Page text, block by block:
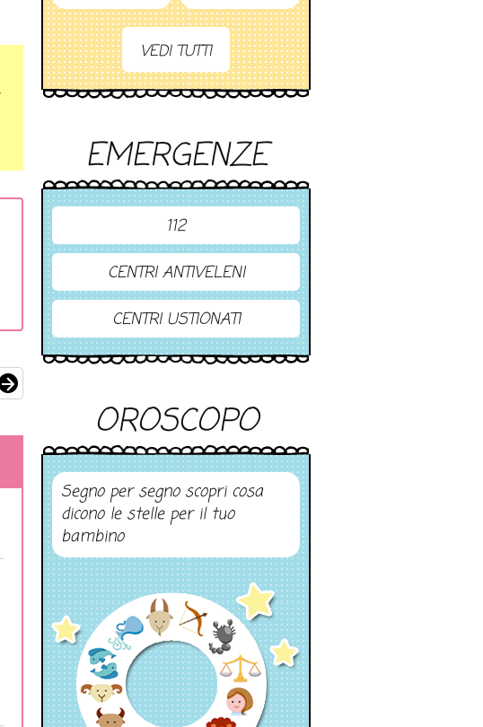
VEDI TUTTI
EMERGENZE
112
CENTRI ANTIVELENI
CENTRI USTIONATI
OROSCOPO
Segno per segno scopri cosa
dicono le stelle per il tuo
bambino